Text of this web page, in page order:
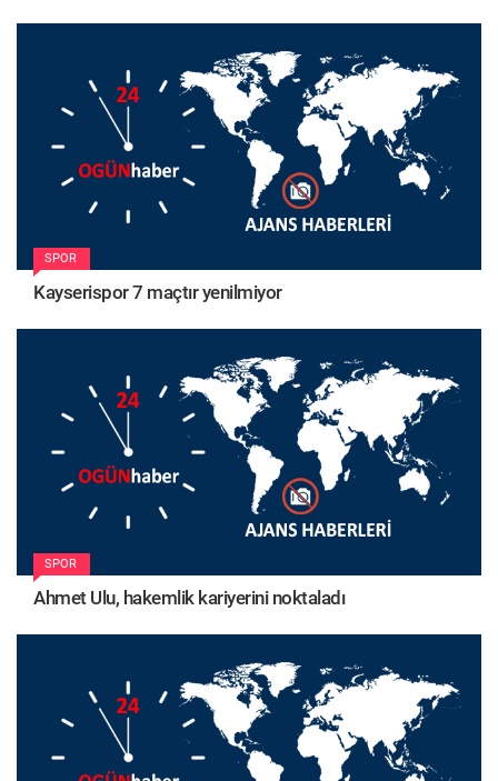
SPOR
Kayserispor 7 maçtır yenilmiyor
SPOR
Ahmet Ulu, hakemlik kariyerini noktaladı